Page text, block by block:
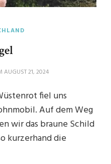
AUGUST 21, 2024
fiel uns
Auf dem Weg
wir das braune Schild
kurzerhand die